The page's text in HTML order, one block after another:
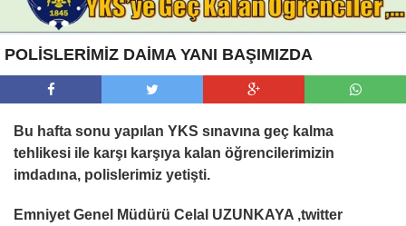
POLİSLERİMİZ DAİMA YANI BAŞIMIZDA
Bu hafta sonu yapılan YKS sınavına geç kalma
tehlikesi ile karşı karşıya kalan öğrencilerimizin
imdadına, polislerimiz yetişti.
Emniyet Genel Müdürü Celal UZUNKAYA ,twitter